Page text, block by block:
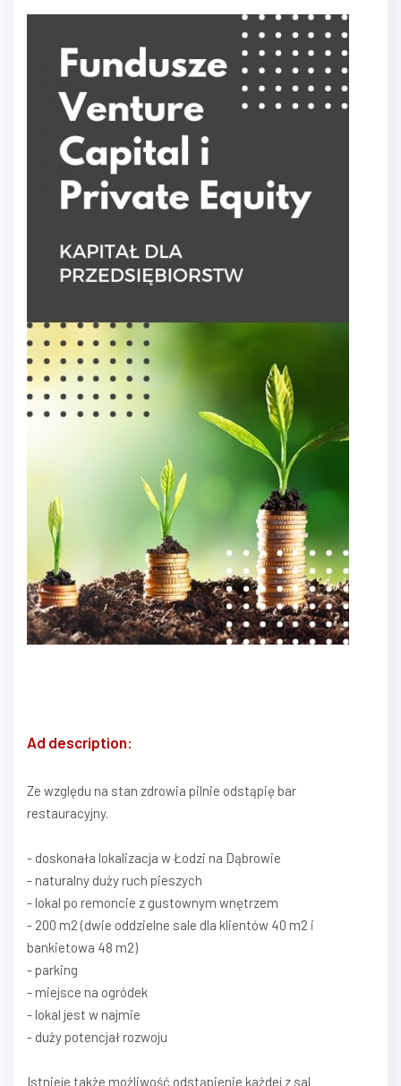
Ad description:
Ze względu na stan zdrowia pilnie odstąpię bar
restauracyjny.
- doskonała lokalizacja w Łodzi na Dąbrowie
- naturalny duży ruch pieszych
- lokal po remoncie z gustownym wnętrzem
- 200 m2 (dwie oddzielne sale dla klientów 40 m2 i
bankietowa 48 m2)
- parking
- miejsce na ogródek
- lokal jest w najmie
- duży potencjał rozwoju
Istnieje także możliwość odstąpienie każdej z sal